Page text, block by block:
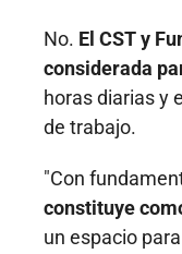
No. El CST y
considerada
horas diarias y
de trabajo.
"Con
constituye
un espacio